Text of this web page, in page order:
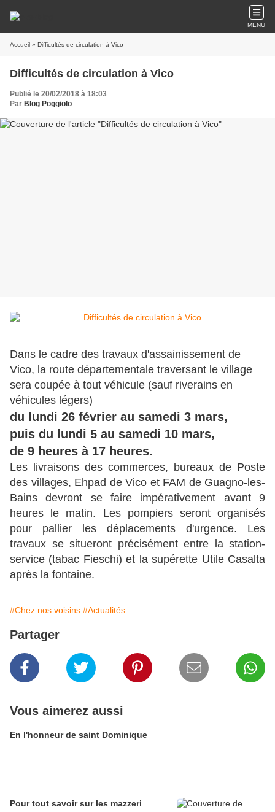
MENU
Accueil » Difficultés de circulation à Vico
Difficultés de circulation à Vico
Publié le 20/02/2018 à 18:03
Par Blog Poggiolo
Dans le cadre des travaux d'assainissement de
Vico, la route départementale traversant le village
sera coupée à tout véhicule (sauf riverains en
véhicules légers)
du lundi 26 février au samedi 3 mars,
puis du lundi 5 au samedi 10 mars,
de 9 heures à 17 heures.
Les livraisons des commerces, bureaux de Poste
des villages, Ehpad de Vico et FAM de Guagno-les-
Bains devront se faire impérativement avant 9
heures le matin. Les pompiers seront organisés
pour pallier les déplacements d'urgence. Les
travaux se situeront précisément entre la station-
service (tabac Fieschi) et la supérette Utile Casalta
après la fontaine.
#Chez nos voisins #Actualités
Partager
Vous aimerez aussi
En l'honneur de saint Dominique
Pour tout savoir sur les mazzeri